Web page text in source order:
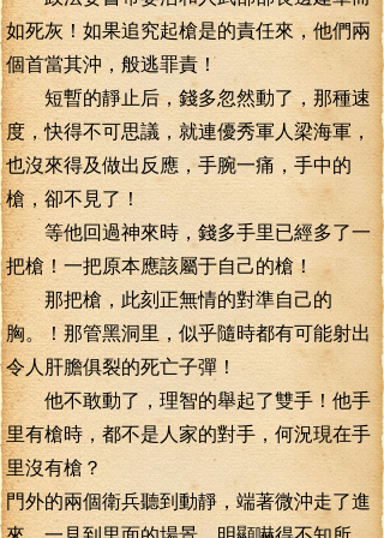
如死灰！如果追究起槍是的責任來，他們兩
個首當其沖，般逃罪責！
短暫的靜止后，錢多忽然動了，那種速
度，快得不可思議，就連優秀軍人梁海軍，
也沒來得及做出反應，手腕一痛，手中的
槍，卻不見了！
等他回過神來時，錢多手里已經多了一
把槍！一把原本應該屬于自己的槍！
那把槍，此刻正無情的對準自己的
胸。！那管黑洞里，似乎隨時都有可能射出
令人肝膽俱裂的死亡子彈！
他不敢動了，理智的舉起了雙手！他手
里有槍時，都不是人家的對手，何況現在手
里沒有槍？
門外的兩個衛兵聽到動靜，端著微沖走了進